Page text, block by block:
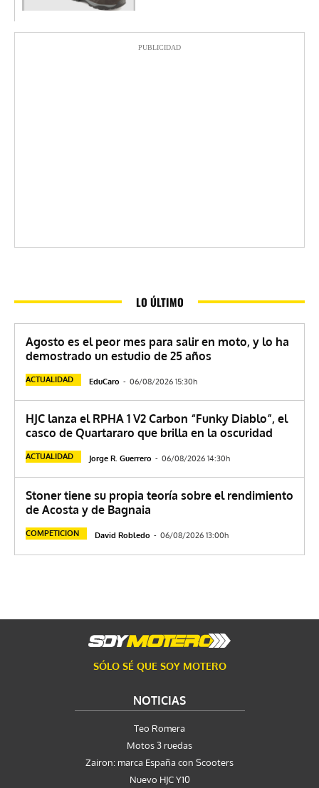
PUBLICIDAD
LO ÚLTIMO
Agosto es el peor mes para salir en moto, y lo ha
demostrado un estudio de 25 años
ACTUALIDAD EduCaro - 06/08/2026 15:30h
HJC lanza el RPHA 1 V2 Carbon “Funky Diablo”, el
casco de Quartararo que brilla en la oscuridad
ACTUALIDAD Jorge R. Guerrero - 06/08/2026 14:30h
Stoner tiene su propia teoría sobre el rendimiento
de Acosta y de Bagnaia
COMPETICION David Robledo - 06/08/2026 13:00h
SÓLO SÉ QUE SOY MOTERO
NOTICIAS
Teo Romera
Motos 3 ruedas
Zairon: marca España con Scooters
Nuevo HJC Y10